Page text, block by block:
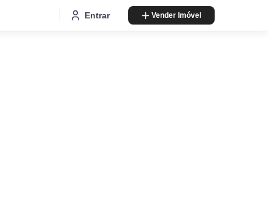
Entrar Vender Imóvel